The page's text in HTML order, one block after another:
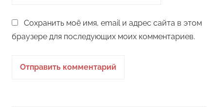
Сохранить моё имя, email и адрес сайта в этом
браузере для последующих моих комментариев.